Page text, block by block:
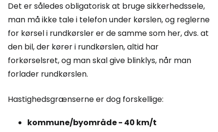
Det er således obligatorisk at bruge sikkerhedssele,
man må ikke tale i telefon under kørslen, og reglerne
for kørsel i rundkørsler er de samme som her, dvs. at
den bil, der kører i rundkørslen, altid har
forkørselsret, og man skal give blinklys, når man
forlader rundkørslen.
Hastighedsgrænserne er dog forskellige:
kommune/byområde - 40 km/t